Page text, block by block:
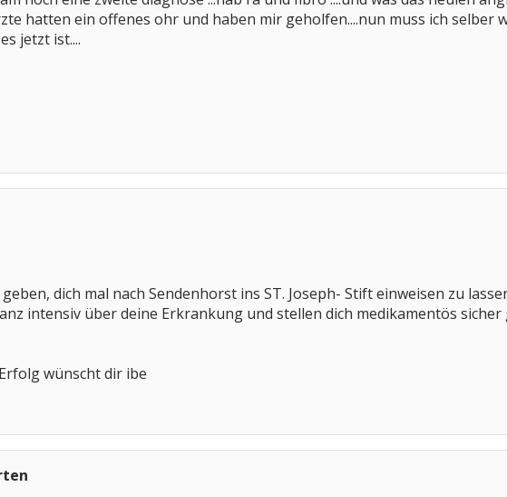
hatten ein offenes ohr und haben mir geholfen....nun muss ich selber
jetzt ist....
dich mal nach Sendenhorst ins ST. Joseph- Stift einweisen zu
intensiv über deine Erkrankung und stellen dich medikamentös
wünscht dir ibe